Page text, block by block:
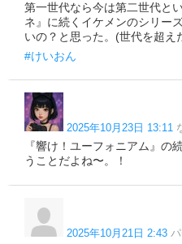
第一世代なら今は第二世代と
ネ』に続くイケメンのシリー
いの？と思った。(世代を超
#けいおん
2025年10月23日 13:11
『響け！ユーフォニアム』の
うことだよね〜。！
2025年10月21日 2:43